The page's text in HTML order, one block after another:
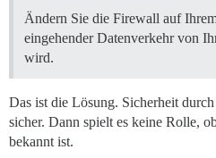
Ändern Sie die Firewall auf
eingehender Datenverkehr von
wird.
Das ist die Lösung. Sicherheit
sicher. Dann spielt es keine Rolle,
bekannt ist.